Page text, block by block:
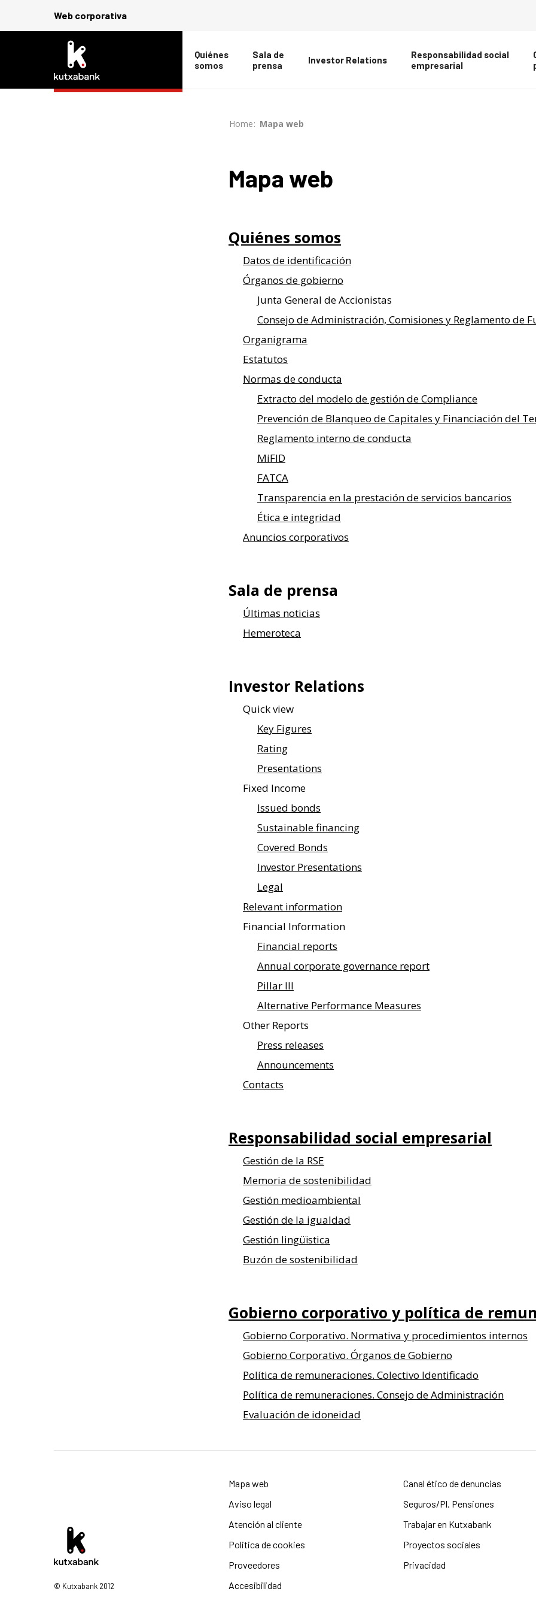
Web corporativa
Quiénes
somos
Sala de
prensa
Investor Relations
Responsabilidad social
empresarial
-
Home >Mapa web
Mapa web
Quiénes somos
Datos de identificación
Órganos de gobierno
Junta General de Accionistas
Consejo de Administración, Comisiones y Reglamento de
Organigrama
Estatutos
Normas de conducta
Extracto del modelo de gestión de Compliance
Prevención de Blanqueo de Capitales y Financiación del
Reglamento interno de conducta
MiFID
FATCA
Transparencia en la prestación de servicios bancarios
Ética e integridad
Anuncios corporativos
Sala de prensa
Últimas noticias
Hemeroteca
Investor Relations
Quick view
Key Figures
Rating
Presentations
Fixed Income
Issued bonds
Sustainable financing
Covered Bonds
Investor Presentations
Legal
Relevant information
Financial Information
Financial reports
Annual corporate governance report
Pillar III
Alternative Performance Measures
Other Reports
Press releases
Announcements
Contacts
Responsabilidad social empresarial
Gestión de la RSE
Memoria de sostenibilidad
Gestión medioambiental
Gestión de la igualdad
Gestión lingüïstica
Buzón de sostenibilidad
Gobierno corporativo y política de
Gobierno Corporativo. Normativa y procedimientos internos
Gobierno Corporativo. Órganos de Gobierno
Política de remuneraciones. Colectivo Identificado
Política de remuneraciones. Consejo de Administración
Evaluación de idoneidad
Mapa web
Canal ético de denuncias
Aviso legal
Seguros/Pl. Pensiones
Atención al cliente
Trabajar en Kutxabank
Politica de cookies
Proyectos sociales
Proveedores
Privacidad
Accesibilidad
© Kutxabank 2012